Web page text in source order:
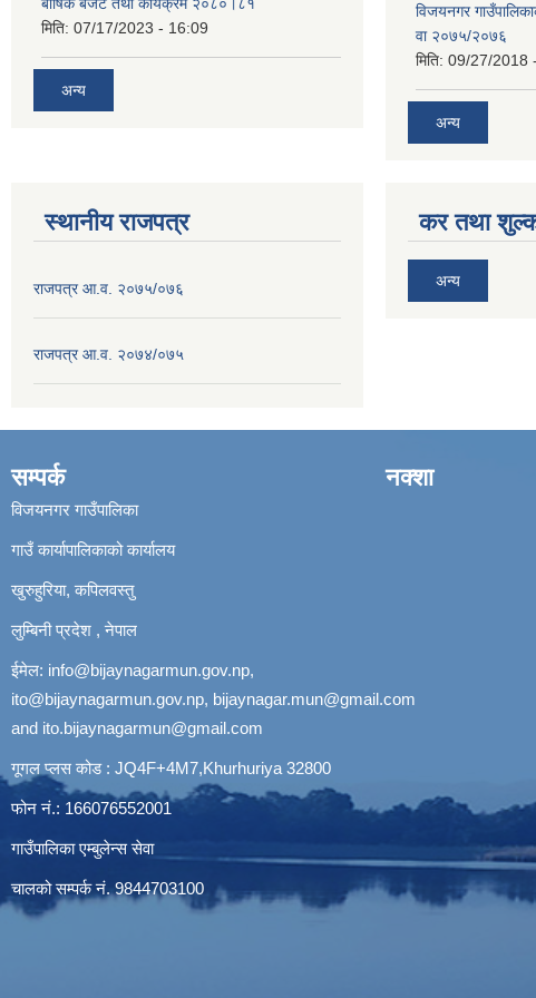
मिति: 07/17/2023 - 16:09
अन्य
विजयनगर
वा २०७५/२०७६
मिति: 09/27/2018
अन्य
स्थानीय राजपत्र
राजपत्र आ.व. २०७५/०७६
राजपत्र आ.व. २०७४/०७५
कर तथा
अन्य
सम्पर्क
विजयनगर गाउँपालिका
गाउँ कार्यापालिकाको कार्यालय
खुरुहुरिया, कपिलवस्तु
लुम्बिनी प्रदेश , नेपाल
ईमेल: info@bijaynagarmun.gov.np,
ito@bijaynagarmun.gov.np, bijaynagar.mun@gmail.com
and ito.bijaynagarmun@gmail.com
गूगल प्लस कोड : JQ4F+4M7,Khurhuriya 32800
फोन नं.: 166076552001
गाउँपालिका एम्बुलेन्स सेवा
चालको सम्पर्क नं. 9844703100
नक्शा